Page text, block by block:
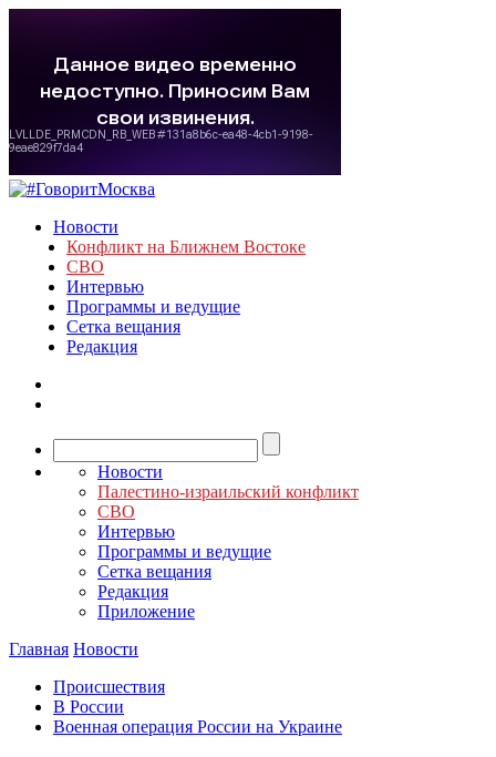
Новости
Конфликт на Ближнем Востоке
СВО
Интервью
Программы и ведущие
Сетка вещания
Редакция
Новости
Палестино-израильский конфликт
СВО
Интервью
Программы и ведущие
Сетка вещания
Редакция
Приложение
Главная Новости
Происшествия
В России
Военная операция России на Украине